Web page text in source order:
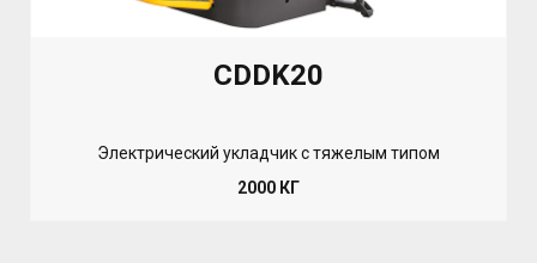
CDDK20
Электрический укладчик с тяжелым типом
2000 КГ